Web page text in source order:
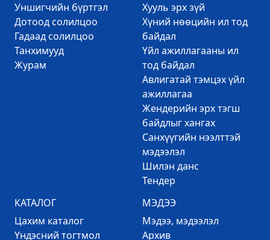
Уншигчийн бүртгэл
Дотоод солилцоо
Гадаад солилцоо
Танхимууд
Журам
Хууль эрх зүй
Хүний нөөцийн ил тод
байдал
Үйл ажиллагааны ил
тод байдал
Авлигатай тэмцэх үйл
ажиллагаа
Жендерийн эрх тэгш
байдлыг хангах
Санхүүгийн нээлттэй
мэдээлэл
Шилэн данс
Тендер
КАТАЛОГ
Цахим каталог
Үндэсний тогтмол
МЭДЭЭ
Mэдээ, мэдээлэл
Архив